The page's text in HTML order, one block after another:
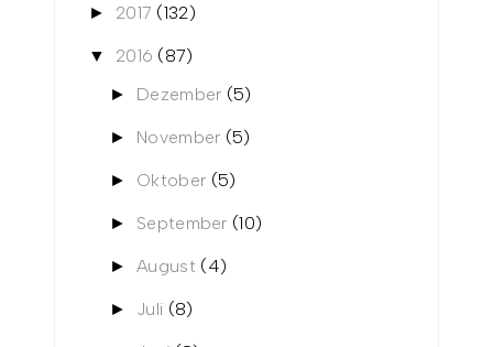
► 2017 (132)
▼ 2016 (87)
► Dezember (5)
► November (5)
► Oktober (5)
► September (10)
►August (4)
► Juli (8)